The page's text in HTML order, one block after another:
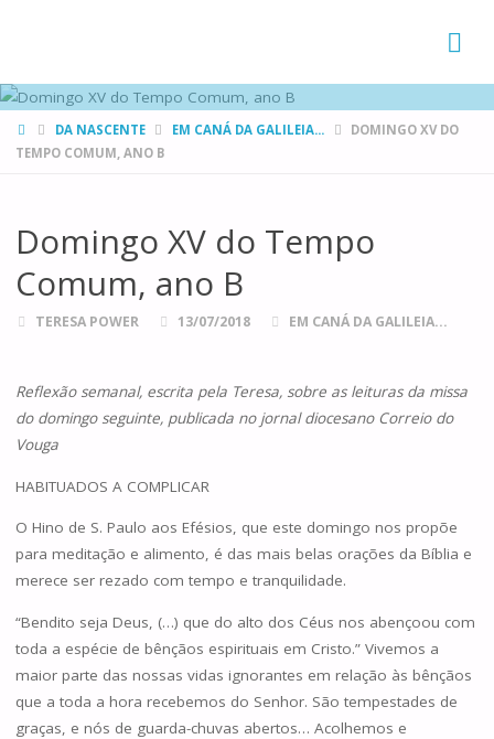
HOMEDA NASCENTE EM CANÁ DA GALILEIA...
DOMINGO XV DO
TEMPO COMUM, ANO B
Domingo XV do Tempo
Comum, ano B
TERESA POWER 13/07/2018 EM CANÁ DA GALILEIA...
Reflexão semanal, escrita pela Teresa, sobre as leituras da missa
do domingo seguinte, publicada no jornal diocesano Correio do
Vouga
HABITUADOS A COMPLICAR
O Hino de S. Paulo aos Efésios, que este domingo nos propõe
para meditação e alimento, é das mais belas orações da Bíblia e
merece ser rezado com tempo e tranquilidade.
“Bendito seja Deus, (…) que do alto dos Céus nos abençoou com
toda a espécie de bênçãos espirituais em Cristo.” Vivemos a
maior parte das nossas vidas ignorantes em relação às bênçãos
que a toda a hora recebemos do Senhor. São tempestades de
graças, e nós de guarda-chuvas abertos… Acolhemos e